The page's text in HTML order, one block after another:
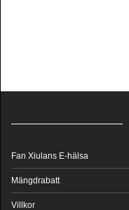
Fan Xiulans E-hälsa
Mängdrabatt
Villkor